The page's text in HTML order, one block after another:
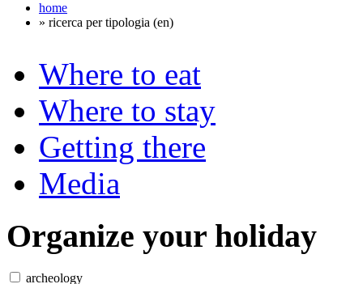
home
» ricerca per tipologia (en)
Where to eat
Where to stay
Getting there
Media
Organize your holiday
archeology